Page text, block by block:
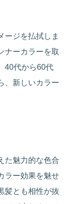
ージを払拭しま
ナーカラーを取
40代から60代
、新しいカラー
た魅力的な色合
ラー効果を魅せ
髪とも相性が抜